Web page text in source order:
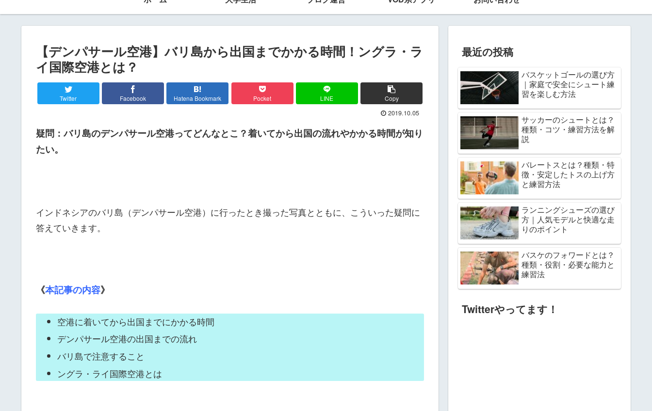
【デンパサール空港】バリ島から出国までかかる時間！ングラ・ラ
イ国際空港とは？
Twitter Facebook Hatena Bookmark Pocket LINE Copy
2019.10.05
疑問：バリ島のデンパサール空港ってどんなとこ？着いてから出国の流れやかかる時間が知り
たい。
インドネシアのバリ島（デンパサール空港）に行ったとき撮った写真とともに、こういった疑問に
答えていきます。
《本記事の内容》
空港に着いてから出国までにかかる時間
デンパサール空港の出国までの流れ
バリ島で注意すること
ングラ・ライ国際空港とは
最近の投稿
バスケットゴールの選び方
｜家庭で安全にシュート練
習を楽しむ方法
サッカーのシュートとは？
種類・コツ・練習方法を解
説
バレートスとは？種類・特
徴・安定したトスの上げ方
と練習方法
ランニングシューズの選び
方｜人気モデルと快適な走
りのポイント
バスケのフォワードとは？
種類・役割・必要な能力と
練習法
Twitterやってます！